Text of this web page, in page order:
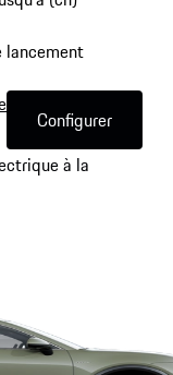
Configurer
à la